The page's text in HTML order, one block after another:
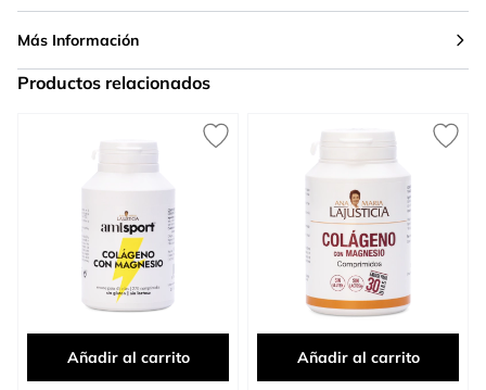
Más Información
Productos relacionados
Añadir al carrito Añadir al carrito